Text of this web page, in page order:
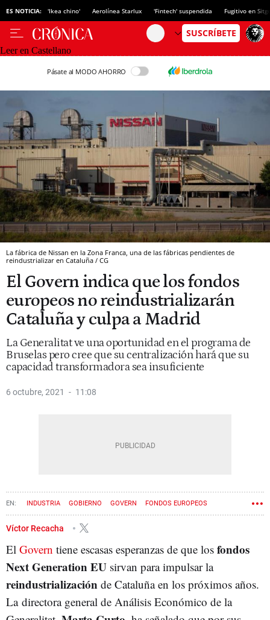
ES NOTICIA: 'Ikea chino' Aerolínea Starlux 'Fintech' suspendida Fugitivo en
Leer en Castellano
Pásate al MODO AHORRO
La fábrica de Nissan en la Zona Franca, una de las fábricas pendientes de
reindustrializar en Cataluña / CG
El Govern indica que los fondos
europeos no reindustrializarán
Cataluña y culpa a Madrid
La Generalitat ve una oportunidad en el programa de
Bruselas pero cree que su centralización hará que su
capacidad transformadora sea insuficiente
6 octubre, 2021 11:08
INDUSTRIA GOBIERNO GOVERN FONDOS EUROPEOS
Víctor Recacha
El Govern tiene escasas esperanzas de que los fondos
Next Generation EU sirvan para impulsar la
reindustrialización de Cataluña en los próximos años.
La directora general de Análisis Económico de la